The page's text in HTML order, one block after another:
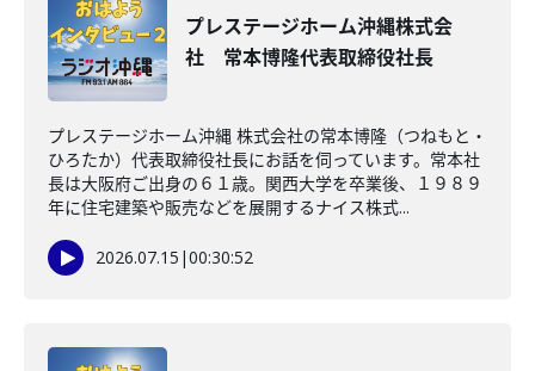
プレステージホーム沖縄株式会
社 常本博隆代表取締役社長
プレステージホーム沖縄 株式会社の常本博隆（つねもと・
ひろたか）代表取締役社長にお話を伺っています。常本社
長は大阪府ご出身の６１歳。関西大学を卒業後、１９８９
年に住宅建築や販売などを展開するナイス株式...
2026.07.15 |00:30:52